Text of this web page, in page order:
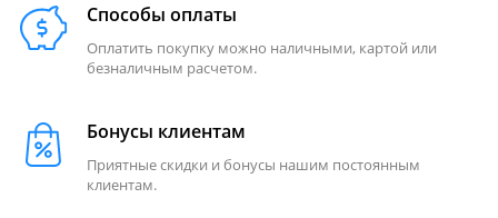
Способы оплаты
Оплатить покупку можно наличными, картой или
безналичным расчетом.
Бонусы клиентам
Приятные скидки и бонусы нашим постоянным
клиентам.